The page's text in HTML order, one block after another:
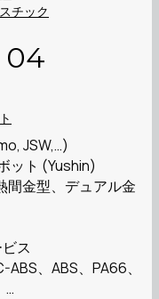
チック
04
JSW,…)
ット (Yushin)
間金型、デュアル金
ス
、ABS、PA66、
…